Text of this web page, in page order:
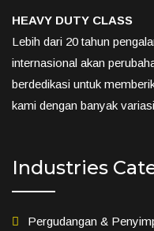
HEAVY DUTY CLASS
Lebih dari 20 tahun
internasional akan
berdedikasi untuk
kami dengan banyak
Industries
Pergudangan &